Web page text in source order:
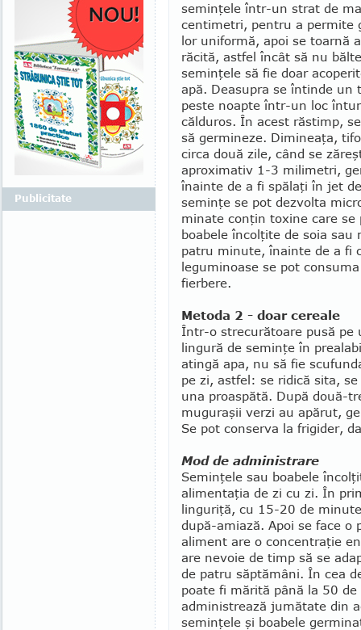
semin­ţele într-un strat de
centimetri, pentru a permite
lor uniformă, apoi se toarnă
răcită, astfel încât să nu
semin­ţele să fie doar
apă. Deasupra se întinde un
peste noapte într-un loc
călduros. În acest răstimp,
să germineze. Dimineaţa,
circa două zile, când se
aproximativ 1-3 milimetri,
înainte de a fi spălaţi în jet
seminţe se pot dezvolta
minate conţin toxine care
boabele încolţite de soia
patru minute, înainte de a fi
leguminoase se pot
fierbere.
Metoda 2 - doar cereale
Într-o strecurătoare pusă pe
lingură de seminţe în
atingă apa, nu să fie
pe zi, astfel: se ridică sita,
una proaspătă. După două-
muguraşii verzi au apărut,
Se pot conserva la frigider,
Mod de administrare
Seminţele sau boabele
alimentaţia de zi cu zi. În
linguriţă, cu 15-20 de
după-amiază. Apoi se face
aliment are o concentraţie
are nevoie de timp să se
de patru săptămâni. În cea
poate fi mărită până la 50
administrează jumătate din
seminţele şi boabele
Publicitate